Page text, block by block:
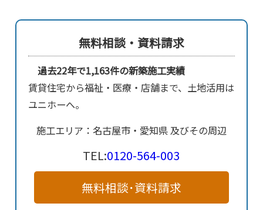
無料相談・資料請求
過去22年で1,163件の新築施工実績
賃貸住宅から福祉・医療・店舗まで、土地活用は
ユニホーへ。
施工エリア：名古屋市・愛知県 及びその周辺
TEL:0120-564-003
無料相談･資料請求